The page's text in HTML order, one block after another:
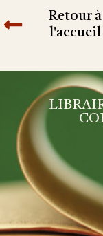
Retour à
l'accueil